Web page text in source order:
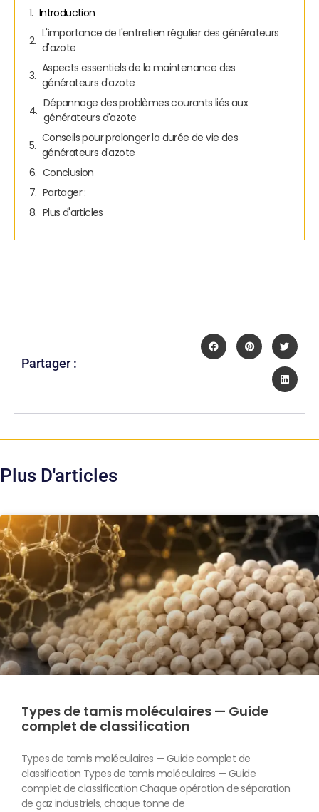
Introduction
L'importance de l'entretien régulier des générateurs
d'azote
Aspects essentiels de la maintenance des
générateurs d'azote
Dépannage des problèmes courants liés aux
générateurs d'azote
Conseils pour prolonger la durée de vie des
générateurs d'azote
Conclusion
Partager :
Plus d'articles
Partager :
Plus D'articles
Types de tamis moléculaires — Guide
complet de classification
Types de tamis moléculaires — Guide complet de
classification Types de tamis moléculaires — Guide
complet de classification Chaque opération de séparation
de gaz industriels, chaque tonne de